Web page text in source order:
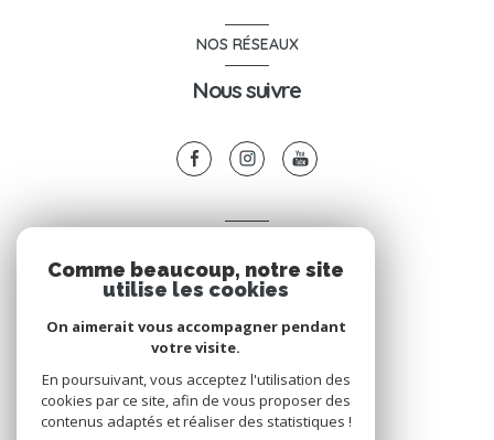
NOS RÉSEAUX
Nous suivre
Espace propriétaire
Comme beaucoup, notre site
utilise les cookies
On aimerait vous accompagner pendant
votre visite.
En poursuivant, vous acceptez l'utilisation des
cookies par ce site, afin de vous proposer des
contenus adaptés et réaliser des statistiques !